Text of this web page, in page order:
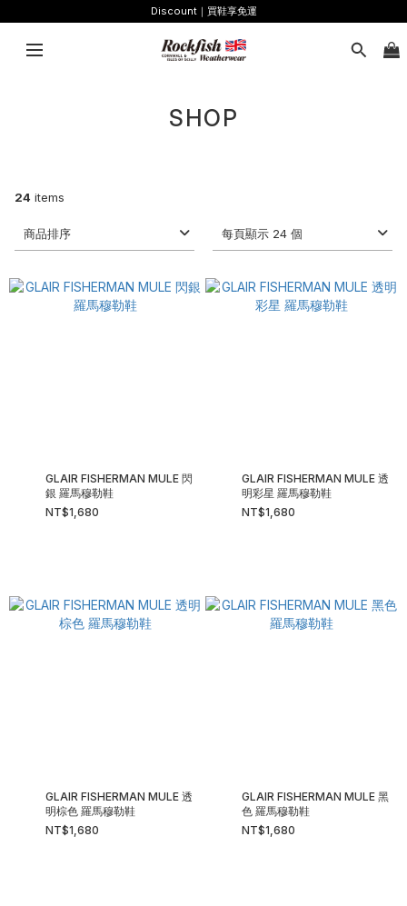
Discount｜買鞋享免運
SHOP
24 items
商品排序 每頁顯示 24 個
GLAIR FISHERMAN MULE 閃
銀 羅馬穆勒鞋
NT$1,680
GLAIR FISHERMAN MULE 透
明彩星 羅馬穆勒鞋
NT$1,680
GLAIR FISHERMAN MULE 透
明棕色 羅馬穆勒鞋
NT$1,680
GLAIR FISHERMAN MULE 黑
色 羅馬穆勒鞋
NT$1,680